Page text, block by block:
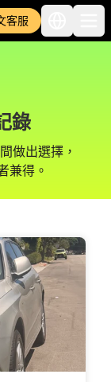
客服
錄
做出選擇，
兼得。